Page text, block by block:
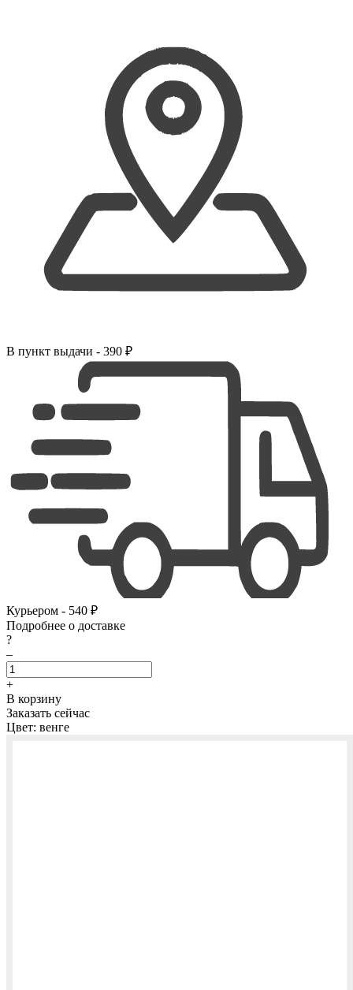
В пункт выдачи - 390 ₽
Курьером - 540 ₽
Подробнее о доставке
?
–
+
В корзину
Заказать сейчас
Цвет: венге